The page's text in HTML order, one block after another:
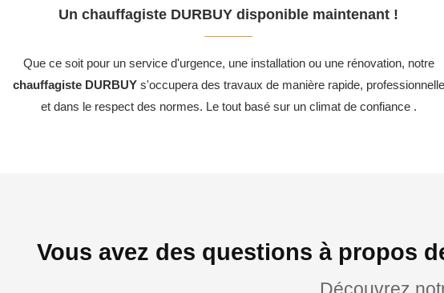
Un chauffagiste DURBUY disponible maintenant !
Que ce soit pour un service d'urgence, une installation ou une rénovation, notre
chauffagiste DURBUYs'occupera des travaux de manière rapide, professionnelle
et dans le respect des normes. Le tout basé sur un climat de confiance .
Vous avez des questions à propos